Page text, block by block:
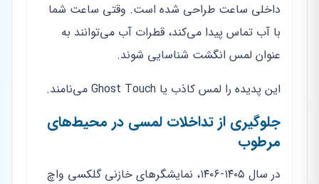
داخلی ساعت طراحی شده است. وقتی ساعت شما
با آب تماس پیدا می‌کند، قطرات آب می‌توانند به
عنوان لمس انگشت شناسایی شوند.
این پدیده را لمس کاذب یا Ghost Touch می‌نامند.
جلوگیری از تداخلات لمسی در محیط‌های
مرطوب
در سال ۱۴۰۵-۱۴۰۶، نمایشگرهای خازنی گلکسی واچ